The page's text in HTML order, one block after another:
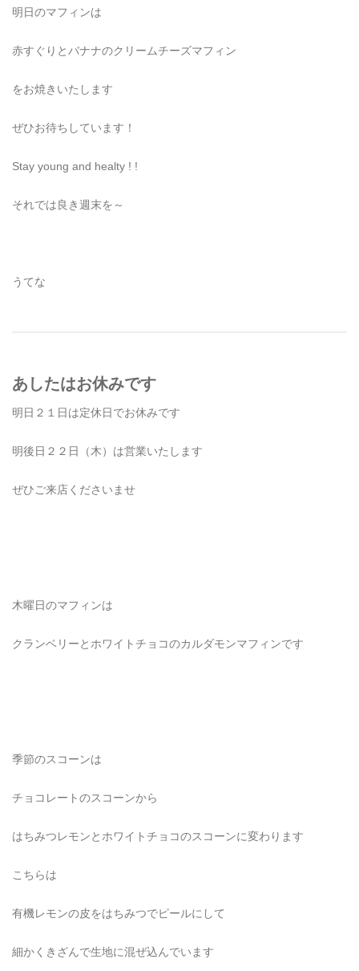
明日のマフィンは
赤すぐりとバナナのクリームチーズマフィン
をお焼きいたします
ぜひお待ちしています！
Stay young and healty ! !
それでは良き週末を～
うてな
あしたはお休みです
明日２１日は定休日でお休みです
明後日２２日（木）は営業いたします
ぜひご来店くださいませ
木曜日のマフィンは
クランベリーとホワイトチョコのカルダモンマフィンです
季節のスコーンは
チョコレートのスコーンから
はちみつレモンとホワイトチョコのスコーンに変わります
こちらは
有機レモンの皮をはちみつでピールにして
細かくきざんで生地に混ぜ込んでいます